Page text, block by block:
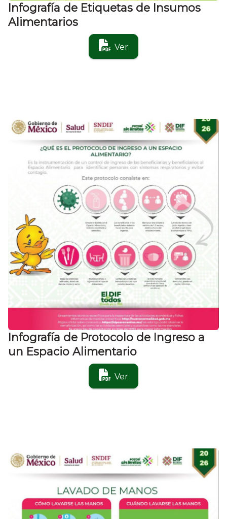
Infografía de Etiquetas de Insumos
Alimentarios
Ver
Infografía de Protocolo de Ingreso a
un Espacio Alimentario
Ver